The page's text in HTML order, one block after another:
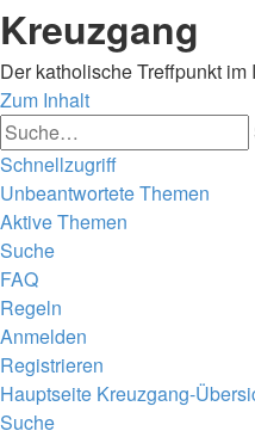
Kreuzgang
Der katholische Treffpunkt im
Zum Inhalt
Schnellzugriff
Unbeantwortete Themen
Aktive Themen
Suche
FAQ
Regeln
Anmelden
Registrieren
Hauptseite Kreuzgang-
Suche